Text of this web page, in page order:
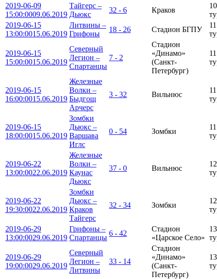
2019-06-09
15:00:0009.06.2019
Тайгерс –
Дьюкс
32 - 6 Краков
10
2019-06-15
13:00:0015.06.2019
Литвины –
Грифоны
18 - 26 Cтадион БГПУ
11
2019-06-15
15:00:0015.06.2019
Северный
Легион –
Спартанцы
7 - 2
Стадион
«Динамо»
(Санкт-
Петербург)
11
2019-06-15
16:00:0015.06.2019
Железные
Волки –
Быдгощ
Арчерс
3 - 32 Вильнюс
11
2019-06-15
18:00:0015.06.2019
Зомбки
Дьюкс –
Варшава
Иглс
0 - 54 Зомбки
11
2019-06-22
13:00:0022.06.2019
Железные
Волки –
Каунас
Дьюкс
37 - 0 Вильнюс
12
2019-06-22
19:30:0022.06.2019
Зомбки
Дьюкс –
Краков
Тайгерс
32 - 34 Зомбки
12
2019-06-29
13:00:0029.06.2019
Грифоны –
Спартанцы
6 - 42
Стадион
«Царское Село»
13
2019-06-29
19:00:0029.06.2019
Северный
Легион –
Литвины
33 - 14
Стадион
«Динамо»
(Санкт-
Петербург)
13